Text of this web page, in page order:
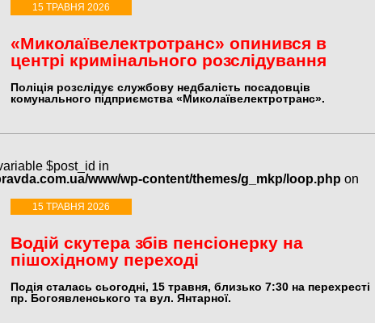
15 ТРАВНЯ 2026
«Миколаївелектротранс» опинився в
центрі кримінального розслідування
Поліція розслідує службову недбалість посадовців
комунального підприємства «Миколаївелектротранс».
$post_id in
www/wp-content/themes/g_mkp/loop.php on
15 ТРАВНЯ 2026
Водій скутера збів пенсіонерку на
пішохідному переході
Подія сталась сьогодні, 15 травня, близько 7:30 на перехресті
пр. Богоявленського та вул. Янтарної.